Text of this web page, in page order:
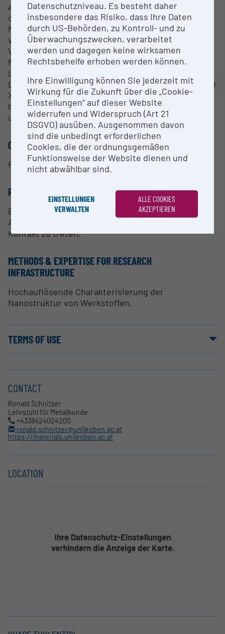
abgetragenen Spitze mit Informationen zur lokalen
chemischen Zusammensetzung ermöglicht wird.
Nahezu alle Elemente des Periodensystems können
von einer Atomsonde detektiert werden. Durch die
Verwendung eines Laserimpulses können auch
Materialien mit schlechter elektrischer
Leitfähigkeit untersucht werden. Vor allem der UV
Laser (Wellenlänge: 355 nm) der neueren LEAP 5000
XR ermöglicht auch Untersuchungen an
hochkomplexen Werkstoffen sowie an keramischen
und geologischen Materialien.
CONTACT PERSON
Ronald Schnitzer
RESEARCH SERVICES
Bei Interesse an Forschungsdienstleistungen zur
Atomsondentomographie bitten wir, mit uns in
Kontakt zu treten.
METHODS & EXPERTISE FOR RESEARCH
INFRASTRUCTURE
Hochauflösende Charakterisierung der
Nanostruktur von Werkstoffen.
TERMS OF USE
CONTACT
Ronald Schnitzer
Lehrstuhl für Metallkunde
+4338424024200
ronald.schnitzer@unileoben.ac.at
https://materials.unileoben.ac.at
LOCATION
Datenschutzniveau. Es besteht daher
insbesondere das Risiko, dass Ihre Daten
durch US-Behörden, zu Kontroll- und zu
Überwachungszwecken, verarbeitet
werden und dagegen keine wirksamen
Rechtsbehelfe erhoben werden können.
Ihre Einwilligung können Sie jederzeit mit
Wirkung für die Zukunft über die „Cookie-
Einstellungen“ auf dieser Website
widerrufen und Widerspruch (Art 21
DSGVO) ausüben. Ausgenommen davon
sind die unbedingt erforderlichen
Cookies, die der ordnungsgemäßen
Funktionsweise der Website dienen und
nicht abwählbar sind.
EINSTELLUNGEN
VERWALTEN
ALLE COOKIES
AKZEPTIEREN